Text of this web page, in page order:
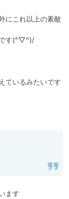
にこれ以上の素敵
です(^▽^)/
ているみたいです
ます